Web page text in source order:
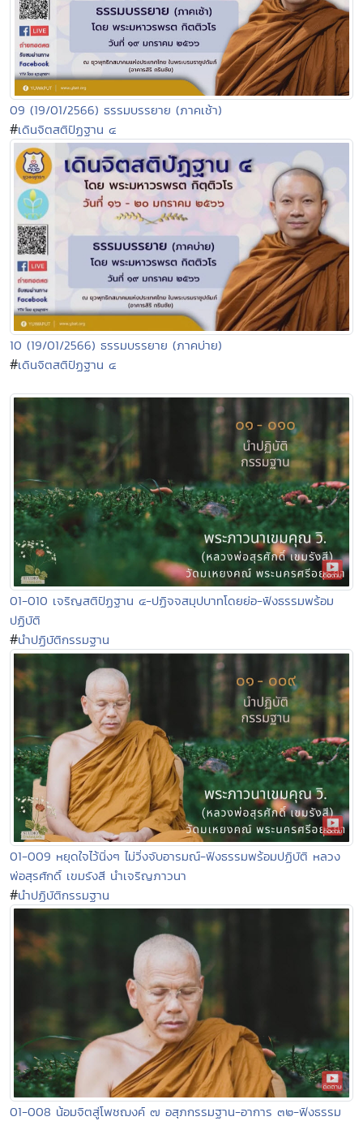
09 (19/01/2566) ธรรมบรรยาย (ภาคเช้า)
#เดินจิตสติปัฏฐาน ๔
10 (19/01/2566) ธรรมบรรยาย (ภาคบ่าย)
#เดินจิตสติปัฏฐาน ๔
01-010 เจริญสติปัฏฐาน ๔-ปฏิจจสมุปบาทโดยย่อ-ฟังธรรมพร้อม
ปฏิบัติ
#นำปฏิบัติกรรมฐาน
01-009 หยุดใจไว้นิ่งๆ ไม่วิ่งจับอารมณ์-ฟังธรรมพร้อมปฏิบัติ หลวง
พ่อสุรศักดิ์ เขมรังสี นำเจริญภาวนา
#นำปฏิบัติกรรมฐาน
01-008 น้อมจิตสู่โพชฌงค์ ๗ อสุภกรรมฐาน-อาการ ๓๒-ฟังธรรม